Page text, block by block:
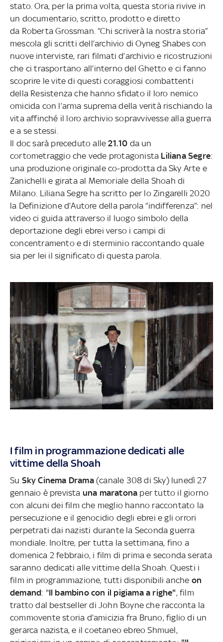
stato. Ora, per la prima volta, questa storia rivive in
un documentario, scritto, prodotto e diretto
da Roberta Grossman. “Chi scriverà la nostra storia”
mescola gli scritti dell’archivio di Oyneg Shabes con
nuove interviste, rari filmati d’archivio e ricostruzioni
che ci trasportano all’interno del Ghetto e ci fanno
scoprire le vite di questi coraggiosi combattenti
della Resistenza che hanno sfidato il loro nemico
omicida con l’arma suprema della verità rischiando la
vita affinché il loro archivio sopravvivesse alla guerra
e a se stessi.
Il doc sarà preceduto alle21.10 da un
cortometraggio che vede protagonista Liliana Segre:
una produzione originale co-prodotta da Sky Arte e
Zanichelli e girata al Memoriale della Shoah di
Milano. Liliana Segre ha scritto per lo Zingarelli 2020
la Definizione d’Autore della parola “indifferenza”: nel
video ci guida attraverso il luogo simbolo della
deportazione degli ebrei verso i campi di
concentramento e di sterminio raccontando quale
sia per lei il significato di questa parola.
I film in programmazione dedicati alle
vittime della Shoah
Su Sky Cinema Drama(canale 308 di Sky) lunedì 27
gennaio è prevista una maratona per tutto il giorno
con alcuni dei film che meglio hanno raccontato la
persecuzione e il genocidio degli ebrei e gli orrori
perpetrati dai nazisti durante la Seconda guerra
mondiale. Inoltre, per tutta la settimana, fino a
domenica 2 febbraio, i film di prima e seconda serata
saranno dedicati alle vittime della Shoah. Questi i
film in programmazione, tutti disponibili anche on
demand: "Il bambino con il pigiama a righe", film
tratto dal bestseller di John Boyne che racconta la
commovente storia d’amicizia fra Bruno, figlio di un
gerarca nazista, e il coetaneo ebreo Shmuel,